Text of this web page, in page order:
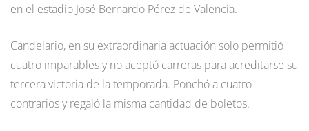
en el estadio José Bernardo Pérez de Valencia.
Candelario, en su extraordinaria actuación solo permitió
cuatro imparables y no aceptó carreras para acreditarse su
tercera victoria de la temporada. Ponchó a cuatro
contrarios y regaló la misma cantidad de boletos.